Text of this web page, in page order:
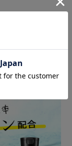
マリンコラーゲ